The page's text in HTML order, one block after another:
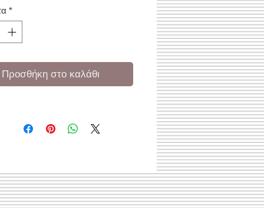
*
Προσθήκη στο καλάθι